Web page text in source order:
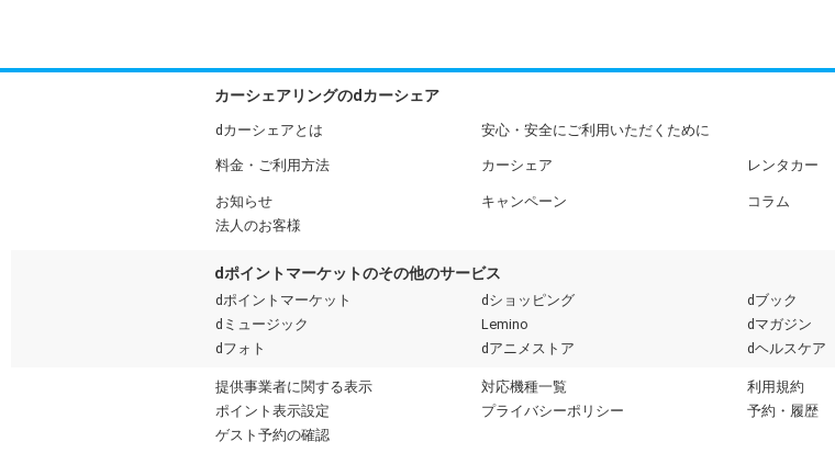
カーシェアリングのdカーシェア
dカーシェアとは 安心・安全にご利用いただくために
料金・ご利用方法 カーシェア レンタカー
お知らせ キャンペーン コラム
法人のお客様
dポイントマーケットのその他のサービス
dポイントマーケット dショッピング dブック
dミュージック
Lemino dマガジン
dフォト
dアニメストア dヘルスケア
提供事業者に関する表示 対応機種一覧 利用規約
ポイント表示設定
プライバシーポリシー 予約・履歴
ゲスト予約の確認